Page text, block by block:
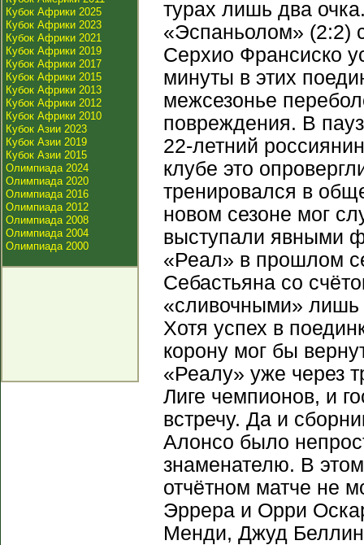
Кубок Африки 2025
Кубок Африки 2023
Кубок Африки 2021
Кубок Африки 2019
Кубок Африки 2017
Кубок Африки 2015
Кубок Африки 2013
Кубок Африки 2012
Кубок Африки 2010
Кубок Азии 2023
Кубок Азии 2019
Кубок Азии 2015
Олимпиада 2024
Олимпиада 2020
Олимпиада 2016
Олимпиада 2012
Олимпиада 2008
Олимпиада 2004
Олимпиада 2000
турах лишь два
«Эспаньолом» (2:2)
Серхио Франсиско
минуты в этих
межсезонье
повреждения. В
22-летний
клубе это
тренировался в
новом сезоне мог
выступали явными
«Реал» в прошлом
Себастьяна со
«сливочными» лишь
Хотя успех в
корону мог бы
«Реалу» уже через
Лиге чемпионов, и
встречу. Да и
Алонсо было
знаменателю. В
отчётном матче не
Эррера и Орри
Менди, Джуд